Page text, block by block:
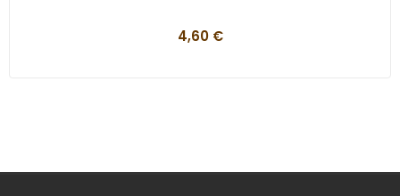
4,60 €